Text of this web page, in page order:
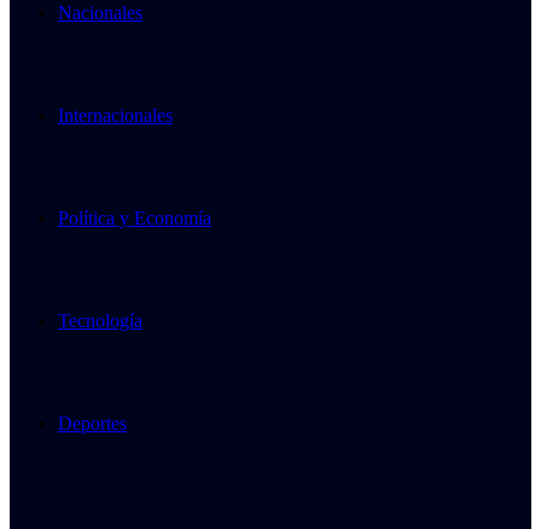
Nacionales
Internacionales
Política y Economía
Tecnología
Deportes